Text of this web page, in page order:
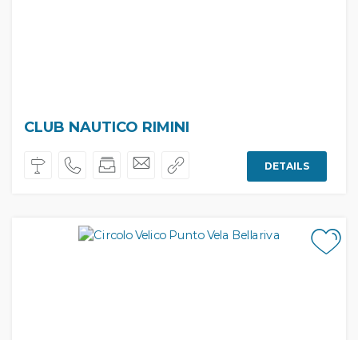
CLUB NAUTICO RIMINI
DETAILS